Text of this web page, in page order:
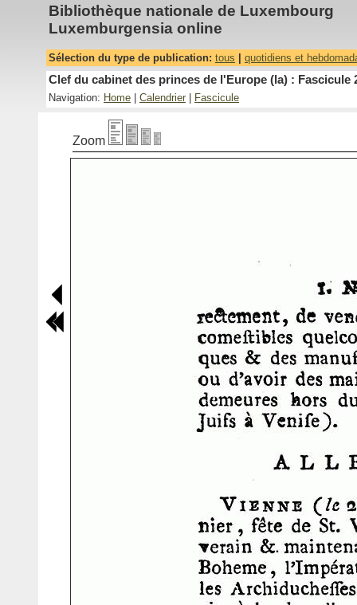
Bibliothèque nationale de Luxembourg
Luxemburgensia online
Sélection du type de publication: tous quotidiens et
Clef du cabinet des princes de l'Europe (la) : Fascicule
Navigation: Home Calendrier Fascicule
Zoom